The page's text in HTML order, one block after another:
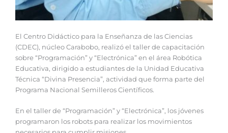
El Centro Didáctico para la Enseñanza de las Ciencias
(CDEC), núcleo Carabobo, realizó el taller de capacitación
sobre “Programación” y “Electrónica” en el área Robótica
Educativa, dirigido a estudiantes de la Unidad Educativa
Técnica “Divina Presencia”, actividad que forma parte del
Programa Nacional Semilleros Científicos.
En el taller de “Programación” y “Electrónica”, los jóvenes
programaron los robots para realizar los movimientos